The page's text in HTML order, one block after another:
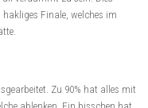
Finale, welches im
Zu 90% hat alles mit